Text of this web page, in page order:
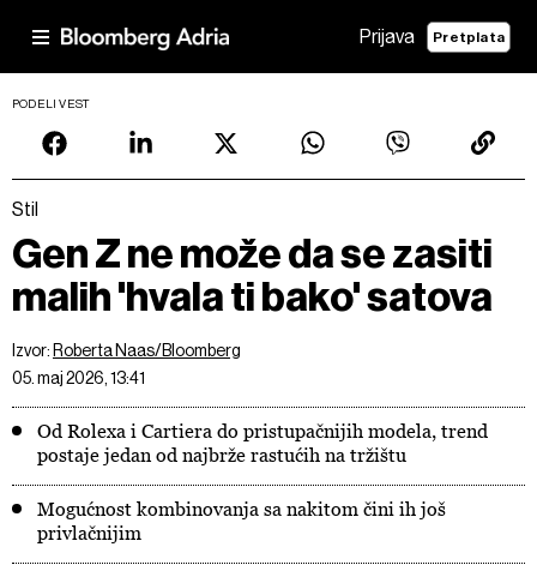
Prijava Pretplata
PODELI VEST
Stil
Gen Z ne može da se zasiti
malih 'hvala ti bako' satova
Izvor: Roberta Naas/Bloomberg
05. maj 2026, 13:41
Od Rolexa i Cartiera do pristupačnijih modela, trend
postaje jedan od najbrže rastućih na tržištu
Mogućnost kombinovanja sa nakitom čini ih još
privlačnijim